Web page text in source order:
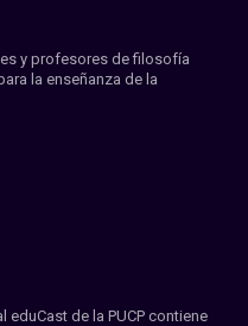
y profesores de filosofía
la enseñanza de la
eduCast de la PUCP contiene